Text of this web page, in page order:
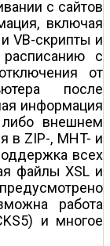
с сайтов
включая
VB-скрипты и
с
от
после
информация
либо внешнем
в ZIP-, MHT- и
всех
файлы XSL и
работа
и многое